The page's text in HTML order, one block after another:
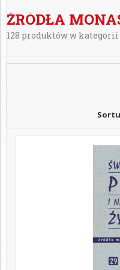
ŹRÓDŁA
128 produktów w kategorii